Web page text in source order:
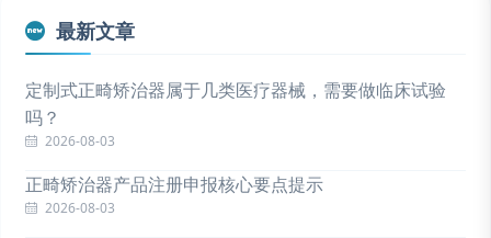
最新文章
定制式正畸矫治器属于几类医疗器械，需要做临床试验
吗？
2026-08-03
正畸矫治器产品注册申报核心要点提示
2026-08-03